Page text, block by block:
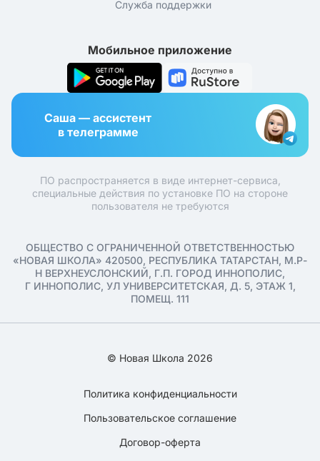
Служба поддержки
Мобильное приложение
Саша — ассистент
в телеграмме
ПО распространяется в виде интернет-сервиса,
специальные действия по установке ПО на стороне
пользователя не требуются
ОБЩЕСТВО С ОГРАНИЧЕННОЙ ОТВЕТСТВЕННОСТЬЮ
«НОВАЯ ШКОЛА» 420500, РЕСПУБЛИКА ТАТАРСТАН, М.Р-
Н ВЕРХНЕУСЛОНСКИЙ, Г.П. ГОРОД ИННОПОЛИС,
Г ИННОПОЛИС, УЛ УНИВЕРСИТЕТСКАЯ, Д. 5, ЭТАЖ 1,
ПОМЕЩ. 111
© Новая Школа 2026
Политика конфиденциальности
Пользовательское соглашение
Договор-оферта